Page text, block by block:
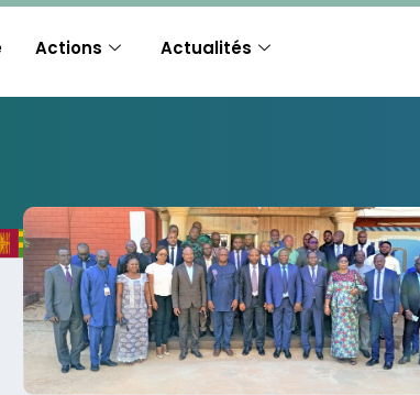
Actions Actualités